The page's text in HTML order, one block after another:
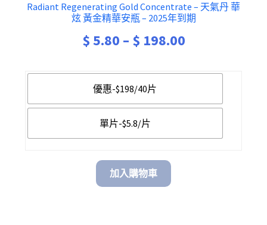
Radiant Regenerating Gold Concentrate – 天氣丹 華
炫 黃金精華安瓶 – 2025年到期
$5.80 – $ 198.00Price
through
優惠-$198/40片
單片-$5.8/片
加入購物車